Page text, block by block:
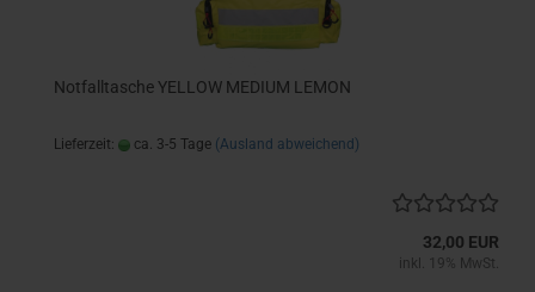
Notfalltasche YELLOW MEDIUM LEMON
Lieferzeit: ca. 3-5 Tage (Ausland abweichend)
32,00 EUR
inkl. 19% MwSt.